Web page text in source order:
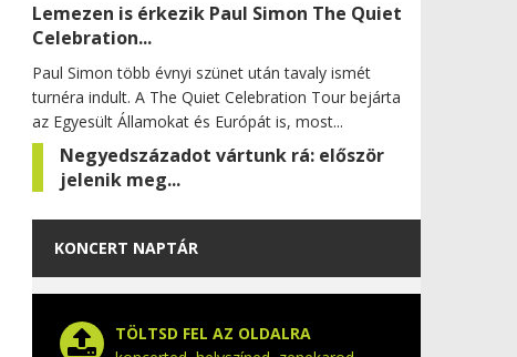
Lemezen is érkezik Paul Simon The Quiet
Celebration...
Paul Simon több évnyi szünet után tavaly ismét
turnéra indult. A The Quiet Celebration Tour bejárta
az Egyesült Államokat és Európát is, most...
Negyedszázadot vártunk rá: először
jelenik meg...
KONCERT NAPTÁR
TÖLTSD FEL AZ OLDALRA